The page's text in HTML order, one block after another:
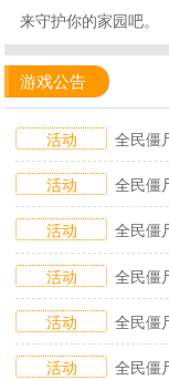
来守护你的家园吧。
游戏公告
活动 全民僵
活动
全民僵
活动
全民僵
活动
全民僵
活动
全民僵
活动
全民僵